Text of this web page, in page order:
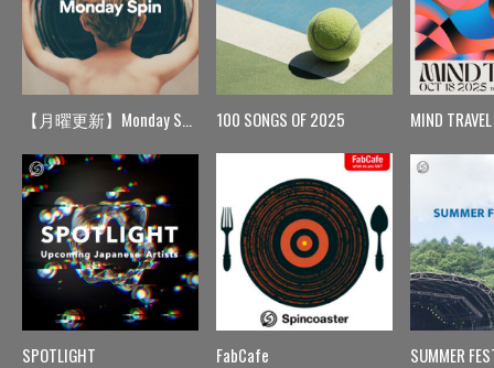
【月曜更新】Monday Spin
SPOTLIGHT
100 SONGS OF 2025
FabCafe
MIND TRAVEL
SUMMER